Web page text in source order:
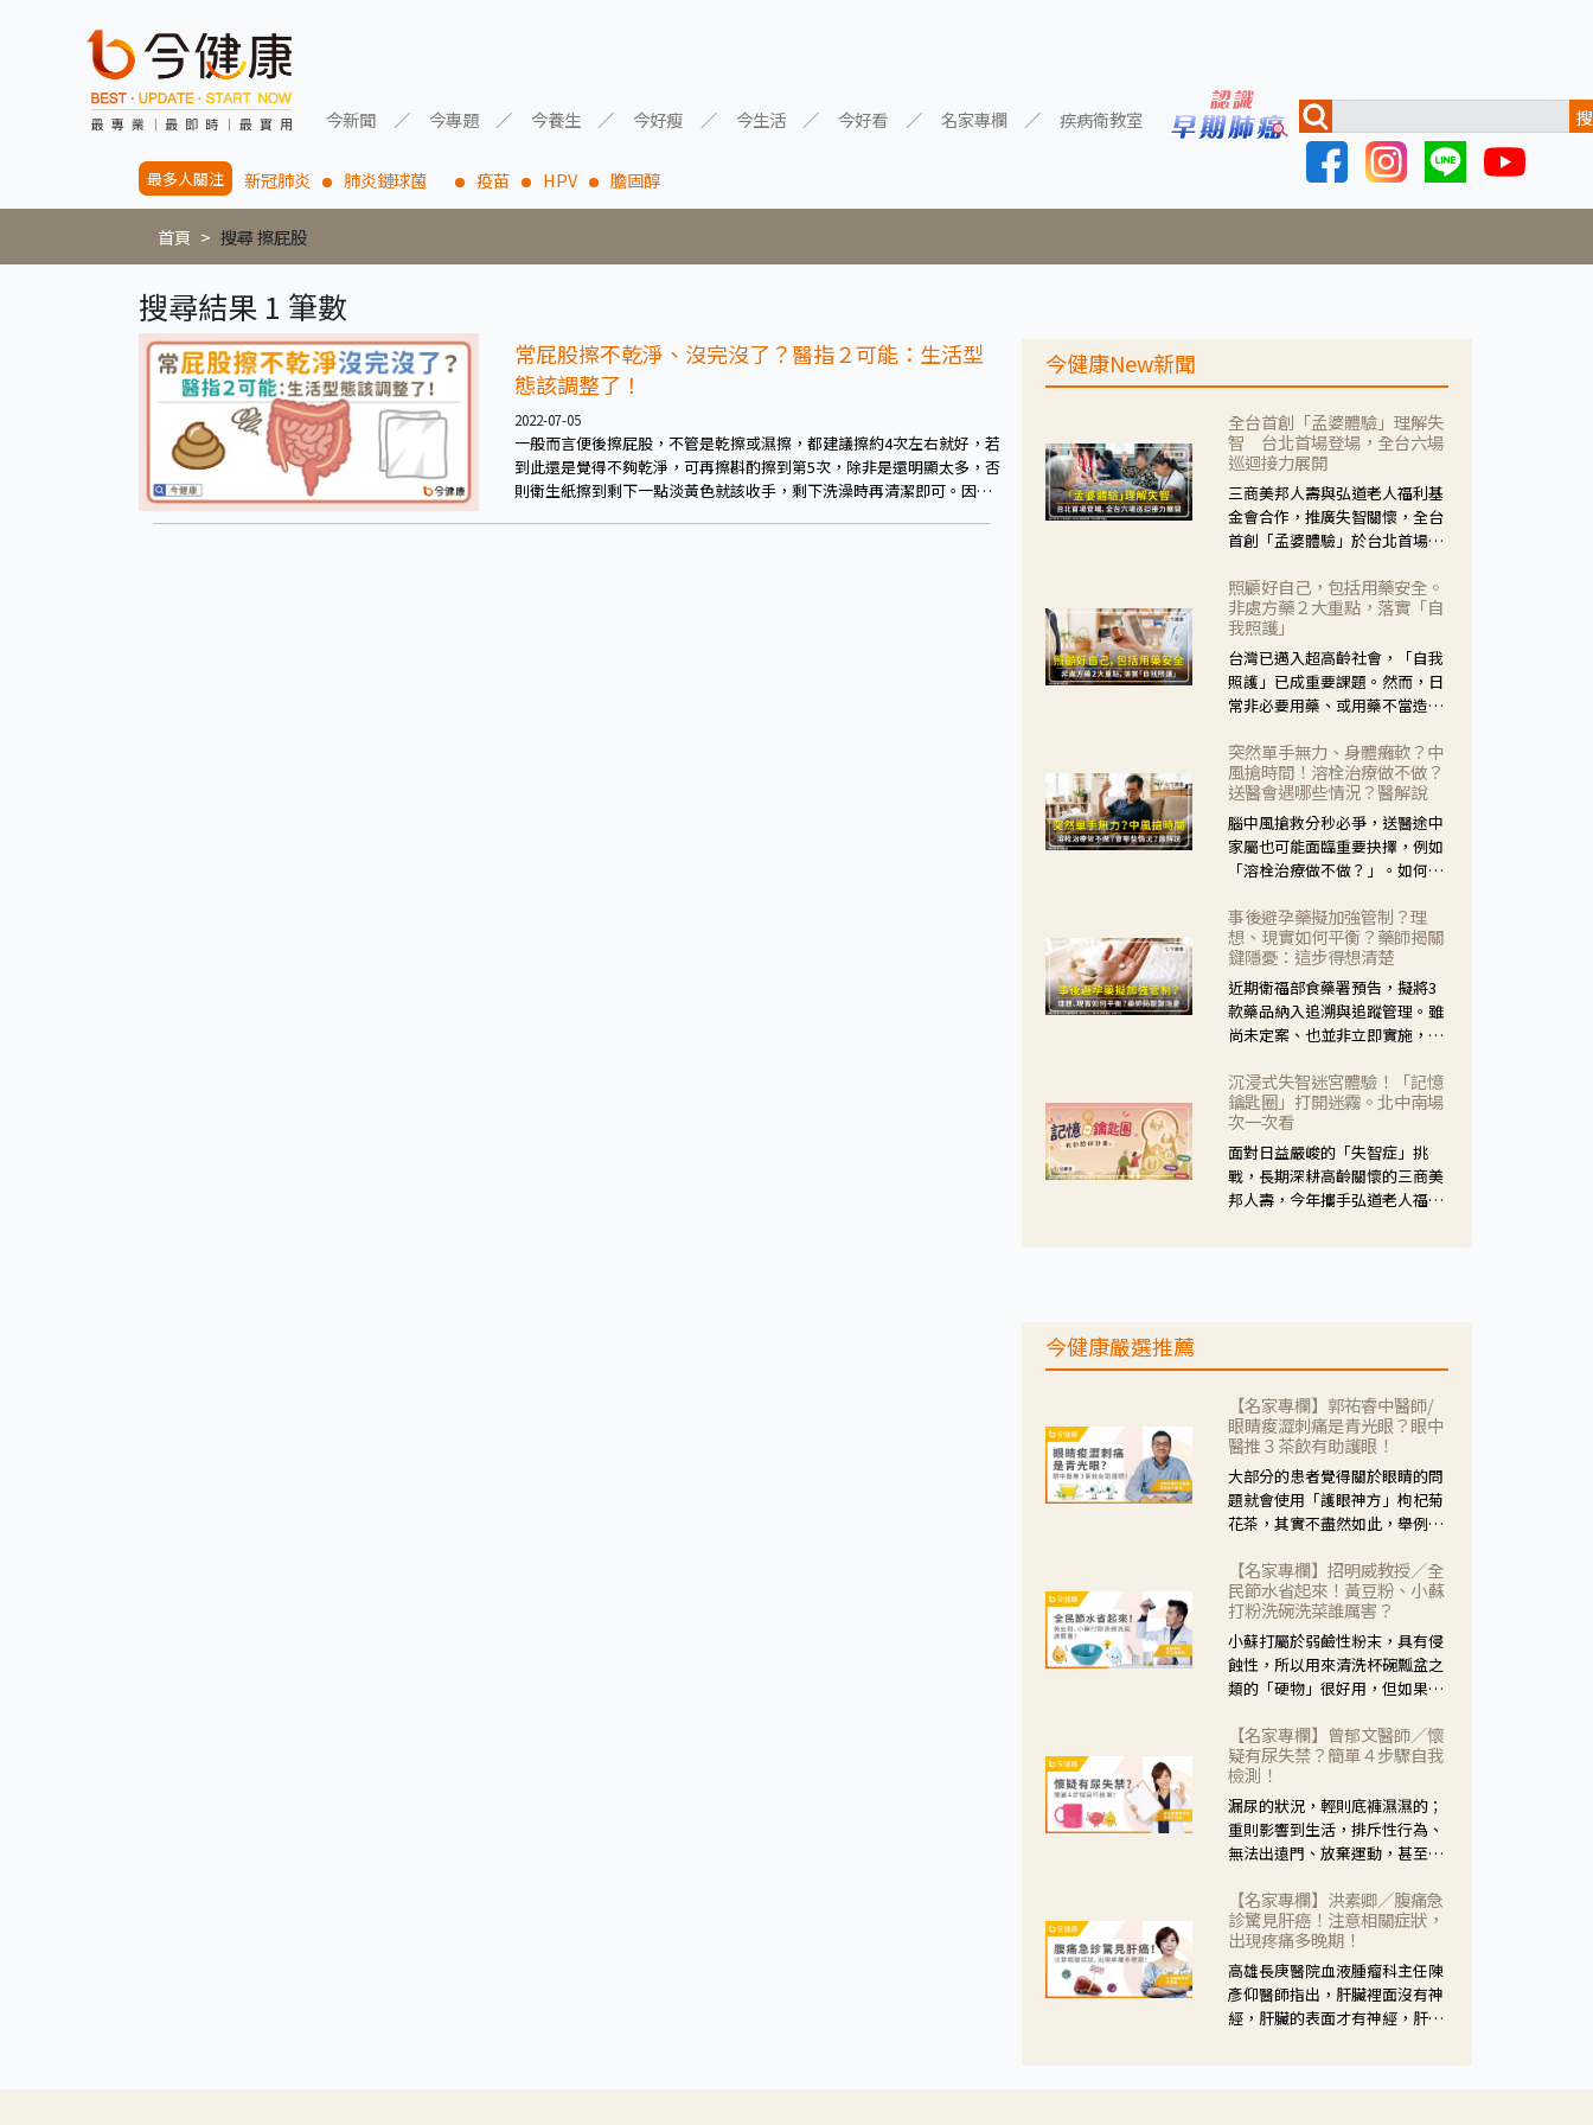
今新聞 今專題 今養生 今好瘦 今生活 今好看 名家專欄 疾病衛教室
最多人關注 新冠肺炎 肺炎鏈球菌 疫苗 HPV 膽固醇
首頁 搜尋 擦屁股
搜尋結果 1 筆數
常屁股擦不乾淨、沒完沒了？醫指２可能：生活型
態該調整了！
2022-07-05
一般而言便後擦屁股，不管是乾擦或濕擦，都建議擦約4次左右就好，若
到此還是覺得不夠乾淨，可再擦斟酌擦到第5次，除非是還明顯太多，否
則衛生紙擦到剩下一點淡黃色就該收手，剩下洗澡時再清潔即可。因為
今健康New新聞
全台首創「孟婆體驗」理解失
智 台北首場登場，全台六場
巡迴接力展開
三商美邦人壽與弘道老人福利基
金會合作，推廣失智關懷，全台
首創「孟婆體驗」於台北首場實
模式，用結合情境互動等豐富活
動，將抽象的失智轉化為可感
受、可討論的生活情境，並引導
民眾在家人開始出現改變時，以
理解取代責備、以耐心回應不
安。
照顧好自己，包括用藥安全。
非處方藥２大重點，落實「自
我照護」
台灣已邁入超高齡社會，「自我
照護」已成重要課題。然而，日
常非必要用藥、或用藥不當造成
在重要。社團法人台灣自我照護
產業協會 提出「非處方藥正確使
用」與「藥師給力」，鼓勵民眾
建立安全且正確的自我照護習
慣。
突然單手無力、身體癱軟？中
風搶時間！溶栓治療做不做？
送醫會遇哪些情況？醫解說
腦中風搶救分秒必爭，送醫途中
家屬也可能面臨重要抉擇，例如
「溶栓治療做不做？」。如何搶
會理事長陳龍醫師解說！
事後避孕藥擬加強管制？理
想、現實如何平衡？藥師揭關
鍵隱憂：這步得想清楚
近期衛福部食藥署預告，擬將3
款藥品納入追溯與追蹤管理。雖
尚未定案、也並非立即實施，不
人杰藥師表示，這三款藥物目
的、作用、風險各有不同，管制
與否所帶來的後許影響也不同，
可先了解其特性。
沉浸式失智迷宮體驗！「記憶
鑰匙圈」打開迷霧。北中南場
次一次看
面對日益嚴峻的「失智症」挑
戰，長期深耕高齡關懷的三商美
邦人壽，今年攜手弘道老人福利
生活挑戰。
今健康嚴選推薦
【名家專欄】郭祐睿中醫師/
眼睛痠澀刺痛是青光眼？眼中
醫推３茶飲有助護眼！
大部分的患者覺得關於眼睛的問
題就會使用「護眼神方」枸杞菊
花茶，其實不盡然如此，舉例來
紅、眼睛痛、眼屎多而且顏色
黃，當然就可以使用枸杞菊花
茶，但是枸杞的劑量要少，菊花
的劑量要多；若是有以上症狀以
外，眼睛還會有灼熱感，眼屎多
到會「牽絲」，也就是水樣分泌
了，這時候就要使用菊花、金銀
花來治療；假如單純的眼睛乾
澀，結膜沒有紅，眼睛周圍沒有
眼屎，這種情況是屬於「陰
虛」，就可以使用枸杞、蓮藕、
麥門冬、山藥等比較滋潤的藥
【名家專欄】招明威教授／全
民節水省起來！黃豆粉、小蘇
打粉洗碗洗菜誰厲害？
小蘇打屬於弱鹼性粉末，具有侵
蝕性，所以用來清洗杯碗瓢盆之
類的「硬物」很好用，但如果用
特別注意用法用量，使用過多或
是浸泡太久，容易腐蝕蔬菜的纖
維，讓菜軟掉不清脆。
【名家專欄】曾郁文醫師／懷
疑有尿失禁？簡單４步驟自我
檢測！
漏尿的狀況，輕則底褲濕濕的；
重則影響到生活，排斥性行為、
無法出遠門、放棄運動，甚至怕
禁」的症狀，長期下來不敢與朋
友往來，低潮陰霾造成憂鬱症。
【名家專欄】洪素卿／腹痛急
診驚見肝癌！注意相關症狀，
出現疼痛多晚期！
高雄長庚醫院血液腫瘤科主任陳
彥仰醫師指出，肝臟裡面沒有神
經，肝臟的表面才有神經，肝臟